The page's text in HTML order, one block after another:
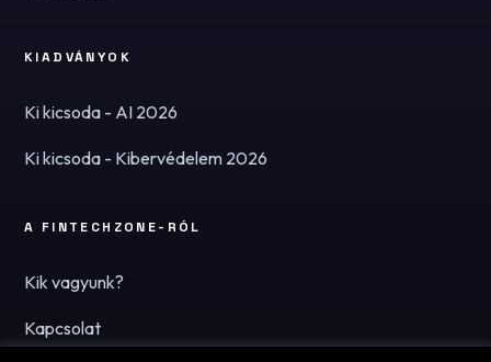
KIADVÁNYOK
Ki kicsoda - AI 2026
Ki kicsoda - Kibervédelem 2026
A FINTECHZONE-RÓL
Kik vagyunk?
Kapcsolat